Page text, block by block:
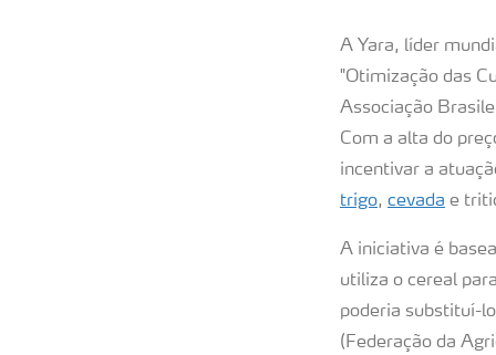
A Yara, líder
"Otimização das
Associação
Com a alta do
incentivar a
trigo, cevada e
A iniciativa é
utiliza o cereal
poderia substituí-
(Federação da